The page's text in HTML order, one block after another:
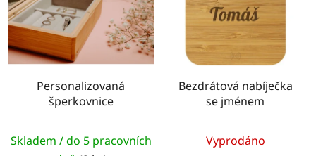
Personalizovaná
šperkovnice
Skladem / do 5 pracovních
Bezdrátová nabíječka
se jménem
Vyprodáno